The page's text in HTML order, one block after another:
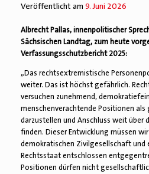
Veröffentlicht am 9. Juni 2026
Albrecht Pallas, innenpolitischer
Sächsischen Landtag, zum heute
Verfassungsschutzbericht 2025:
„Das rechtsextremistische
weiter. Das ist höchst gefährlich.
versuchen zunehmend,
menschenverachtende Positionen
darzustellen und Anschluss weit über
finden. Dieser Entwicklung müssen
demokratischen Zivilgesellschaft und
Rechtsstaat entschlossen
Positionen dürfen nicht